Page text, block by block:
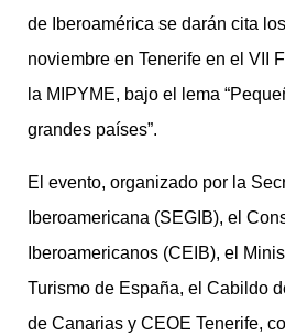
de Iberoamérica se darán cita
noviembre en Tenerife en el VII
la MIPYME, bajo el lema
grandes países”.
El evento, organizado por la
Iberoamericana (SEGIB), el
Iberoamericanos (CEIB), el
Turismo de España, el Cabildo
de Canarias y CEOE Tenerife,